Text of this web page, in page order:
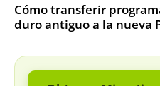
Cómo transferir
duro antiguo a la nueva